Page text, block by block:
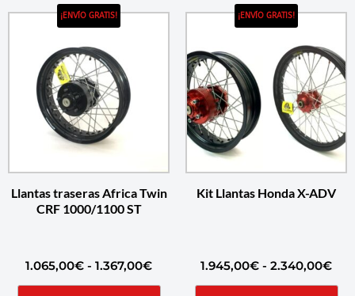
¡ENVÍO GRATIS!
Llantas traseras Africa Twin
CRF 1000/1100 ST
1.065,00€ - 1.367,00€
¡ENVÍO GRATIS!
Kit Llantas Honda X-ADV
1.945,00€ - 2.340,00€